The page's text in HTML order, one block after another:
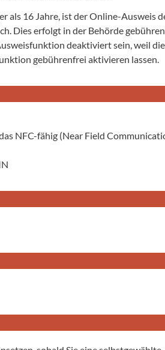
als 16 Jahre, ist der Online-Ausweis
Dies erfolgt in der Behörde
deaktiviert sein, weil
gebührenfrei aktivieren lassen.
NFC-fähig (Near Field